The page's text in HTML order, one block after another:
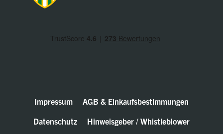
Impressum
AGB & Einkaufsbestimmungen
Datenschutz
Hinweisgeber / Whistleblower